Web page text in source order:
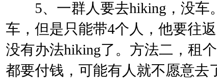
5、一群人要去hiking，没车
车，但是只能带4个人，他要往
没有办法hiking了。方法二，租
都要付钱，可能有人就不愿意去